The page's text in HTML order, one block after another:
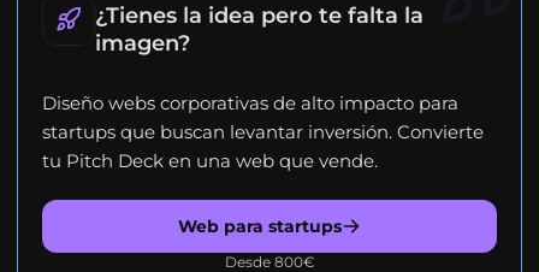
¿Tienes la idea pero te falta la
imagen?
Diseño webs corporativas de alto impacto para
startups que buscan levantar inversión. Convierte
tu Pitch Deck en una web que vende.
Web para startups
Desde 800€